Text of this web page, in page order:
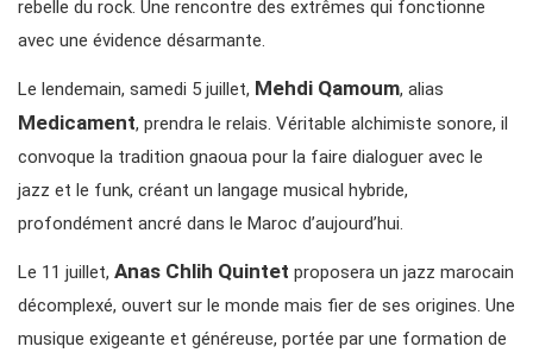
rebelle du rock. Une rencontre des extrêmes qui fonctionne
avec une évidence désarmante.
Le lendemain, samedi 5 juillet, Mehdi Qamoum, alias
Medicament, prendra le relais. Véritable alchimiste sonore, il
convoque la tradition gnaoua pour la faire dialoguer avec le
jazz et le funk, créant un langage musical hybride,
profondément ancré dans le Maroc d’aujourd’hui.
Le 11 juillet, Anas Chlih Quintet proposera un jazz marocain
décomplexé, ouvert sur le monde mais fier de ses origines. Une
musique exigeante et généreuse, portée par une formation de